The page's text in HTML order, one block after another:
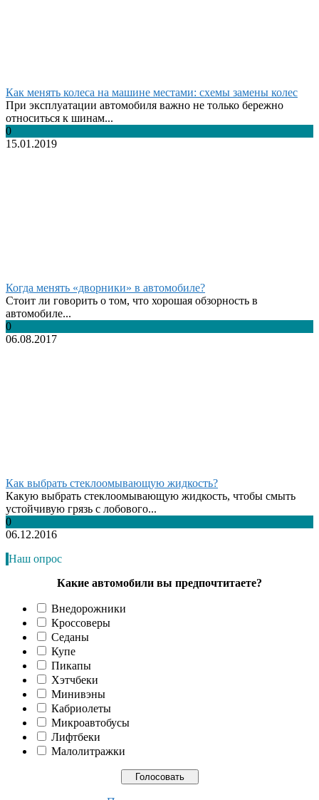
Как менять колеса на машине местами: схемы замены колес
При эксплуатации автомобиля важно не только бережно
относиться к шинам...
0
15.01.2019
Когда менять «дворники» в автомобиле?
Стоит ли говорить о том, что хорошая обзорность в
автомобиле...
0
06.08.2017
Как выбрать стеклоомывающую жидкость?
Какую выбрать стеклоомывающую жидкость, чтобы смыть
устойчивую грязь с лобового...
0
06.12.2016
Наш опрос
Какие автомобили вы предпочтитаете?
Внедорожники
Кроссоверы
Седаны
Купе
Пикапы
Хэтчбеки
Минивэны
Кабриолеты
Микроавтобусы
Лифтбеки
Малолитражки